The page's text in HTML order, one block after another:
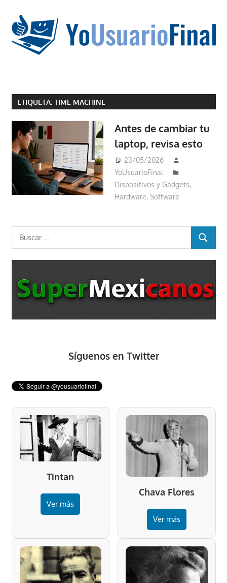
contenido
no
que
estar
en
chino
ETIQUETA: TIME MACHINE
Antes de cambiar tu
laptop, revisa esto
23/05/2026
YoUsuarioFinal
Dispositivos y Gadgets,
Hardware,Software
Buscar:
BUSCAR
Síguenos en Twitter
Tintan
Ver más
Chava Flores
Ver más